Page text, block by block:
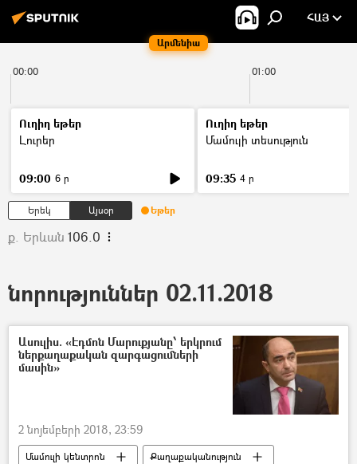
Արմենիա
ՀԱՅ
00:00 01:00
Ուղիղ եթեր
Լուրեր
09:00 6 ր
Ուղիղ եթեր
Մամուլի տեսություն
09:35 4 ր
Երեկ Այսօր Եթեր
ք. Երևան 106.0
նորություններ 02.11.2018
Ասուլիս. «Էդմոն Մարուքյանը՝ երկրում
ներքաղաքական զարգացումների
մասին»
2 նոյեմբերի 2018, 23:59
Մամուլի կենտրոն
Քաղաքականություն